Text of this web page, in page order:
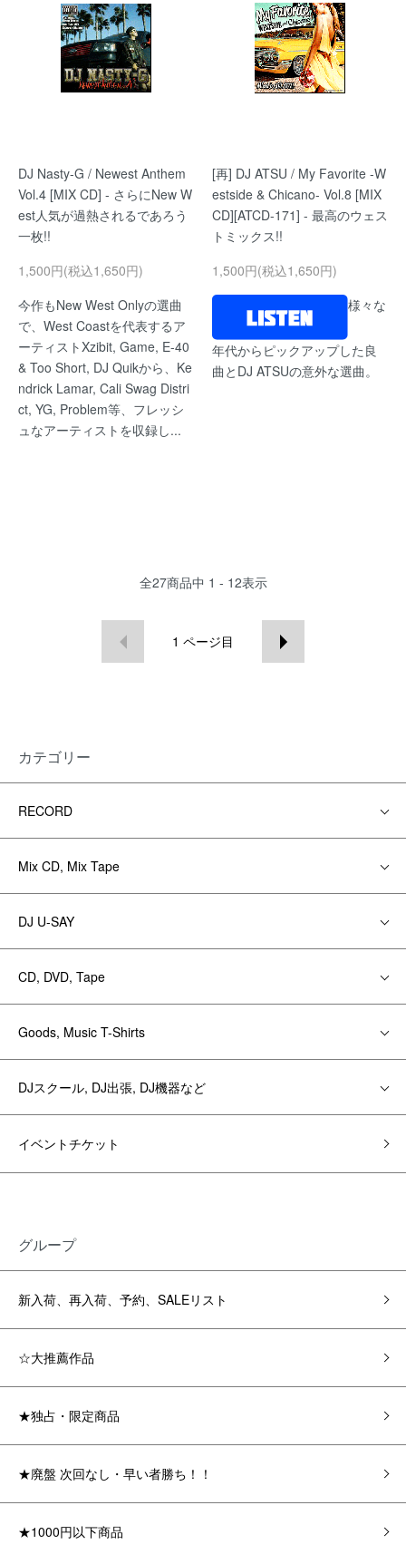
DJ Nasty-G / Newest Anthem
Vol.4 [MIX CD] - さらにNew W
est人気が過熱されるであろう
一枚!!
1,500円(税込1,650円)
今作もNew West Onlyの選曲
で、West Coastを代表するア
ーティストXzibit, Game, E-40
& Too Short, DJ Quikから、Ke
ndrick Lamar, Cali Swag Distri
ct, YG, Problem等、フレッシ
ュなアーティストを収録し...
[再] DJ ATSU / My Favorite -W
estside & Chicano- Vol.8 [MIX
CD][ATCD-171] - 最高のウェス
トミックス!!
1,500円(税込1,650円)
様々な
年代からピックアップした良
曲とDJ ATSUの意外な選曲。
全27商品中 1 - 12表示
1 ページ目
カテゴリー
RECORD
Mix CD, Mix Tape
DJ U-SAY
CD, DVD, Tape
Goods, Music T-Shirts
DJスクール, DJ出張, DJ機器など
イベントチケット
グループ
新入荷、再入荷、予約、SALEリスト
☆大推薦作品
★独占・限定商品
★廃盤 次回なし・早い者勝ち！！
★1000円以下商品